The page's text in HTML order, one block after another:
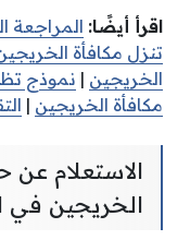
اقرأ أيضًا: المراجعة
تنزل مكافأة
الخريجين | نموذج
مكافأة الخريجين |
الاستعلام
الخريجين في